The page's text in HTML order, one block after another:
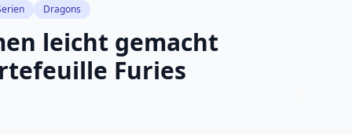
Dragons
leicht gemacht
Furies